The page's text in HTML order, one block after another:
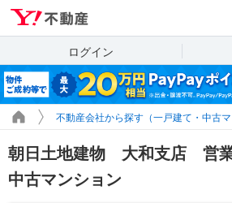
ログイン
不動産会社から探す（一戸建て・中古
朝日土地建物 大和支店 営業
中古マンション